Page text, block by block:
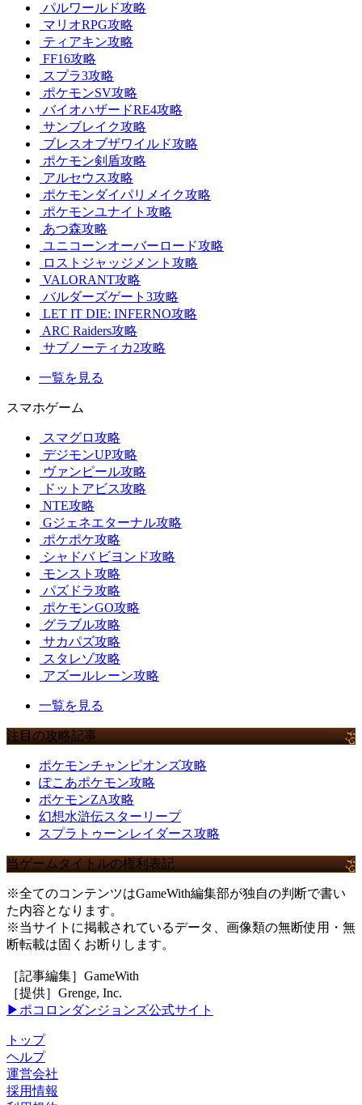
パルワールド攻略
マリオRPG攻略
ティアキン攻略
FF16攻略
スプラ3攻略
ポケモンSV攻略
バイオハザードRE4攻略
サンブレイク攻略
ブレスオブザワイルド攻略
ポケモン剣盾攻略
アルセウス攻略
ポケモンダイパリメイク攻略
ポケモンユナイト攻略
あつ森攻略
ユニコーンオーバーロード攻略
ロストジャッジメント攻略
VALORANT攻略
バルダーズゲート3攻略
LET IT DIE: INFERNO攻略
ARC Raiders攻略
サブノーティカ2攻略
一覧を見る
スマホゲーム
スマグロ攻略
デジモンUP攻略
ヴァンピール攻略
ドットアビス攻略
NTE攻略
Gジェネエターナル攻略
ポケポケ攻略
シャドバ ビヨンド攻略
モンスト攻略
パズドラ攻略
ポケモンGO攻略
グラブル攻略
サカパズ攻略
スタレゾ攻略
アズールレーン攻略
一覧を見る
注目の攻略記事
ポケモンチャンピオンズ攻略
ぽこあポケモン攻略
ポケモンZA攻略
幻想水滸伝スターリープ
スプラトゥーンレイダース攻略
当ゲームタイトルの権利表記
※全てのコンテンツはGameWith編集部が独自の判断で書い
た内容となります。
※当サイトに掲載されているデータ、画像類の無断使用・無
断転載は固くお断りします。
［記事編集］GameWith
［提供］Grenge, Inc.
▶ポコロンダンジョンズ公式サイト
トップ
ヘルプ
運営会社
採用情報